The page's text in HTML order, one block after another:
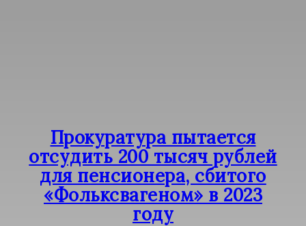
Прокуратура пытается
отсудить 200 тысяч рублей
для пенсионера, сбитого
«Фольксвагеном» в 2023
году